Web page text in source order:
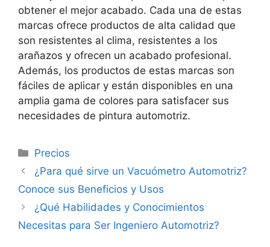
obtener el mejor acabado. Cada una de estas
marcas ofrece productos de alta calidad que
son resistentes al clima, resistentes a los
arañazos y ofrecen un acabado profesional.
Además, los productos de estas marcas son
fáciles de aplicar y están disponibles en una
amplia gama de colores para satisfacer sus
necesidades de pintura automotriz.
Categorías
Precios
¿Para qué sirve un Vacuómetro Automotriz?
Conoce sus Beneficios y Usos
¿Qué Habilidades y Conocimientos
Necesitas para Ser Ingeniero Automotriz?